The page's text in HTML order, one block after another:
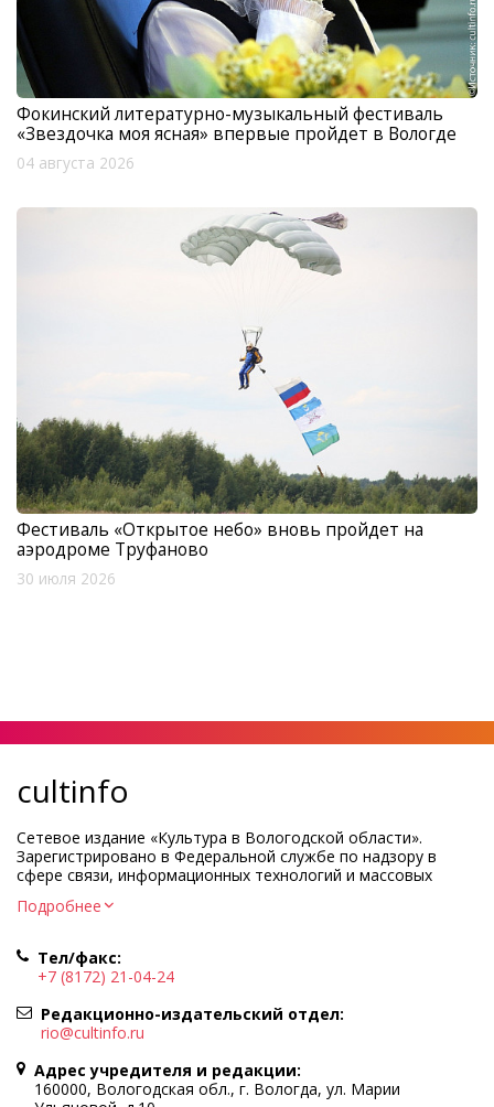
Фокинский литературно-музыкальный фестиваль
«Звездочка моя ясная» впервые пройдет в Вологде
04 августа 2026
Фестиваль «Открытое небо» вновь пройдет на
аэродроме Труфаново
30 июля 2026
cultinfo
Сетевое издание «Культура в Вологодской области».
Зарегистрировано в Федеральной службе по надзору в
сфере связи, информационных технологий и массовых
Регистрационный номер и дата принятия решения о
Учредитель КУ ВО «Информационно-аналитический центр
культуры»
Адрес учредителя и редакции: 160000, Вологодская обл., г.
Вологда, ул. Марии Ульяновой, д.10
Главный редактор — Легчанова Елена Григорьевна
Политика в отношении обработки персональных данных
Подробнее
Тел/факс:
+7 (8172) 21-04-24
Редакционно-издательский отдел:
rio@cultinfo.ru
Адрес учредителя и редакции:
160000, Вологодская обл., г. Вологда, ул. Марии